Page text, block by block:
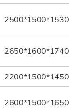
2500*1500*1530
2650*1600*1740
2200*1500*1450
2600*1500*1650